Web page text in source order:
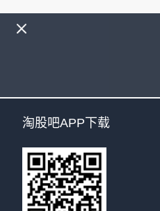
淘股吧APP下载